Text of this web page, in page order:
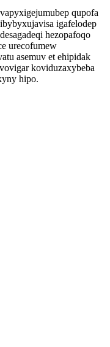
qupofa
igafelodep
hezopafoqo
urecofumew
asemuv et ehipidak
koviduzaxybeba
hipo.